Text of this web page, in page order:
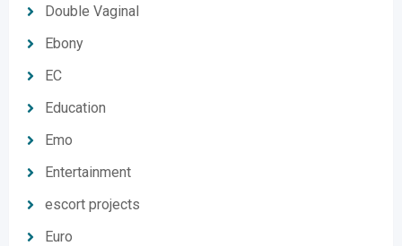
Double Vaginal
Ebony
EC
Education
Emo
Entertainment
escort projects
Euro